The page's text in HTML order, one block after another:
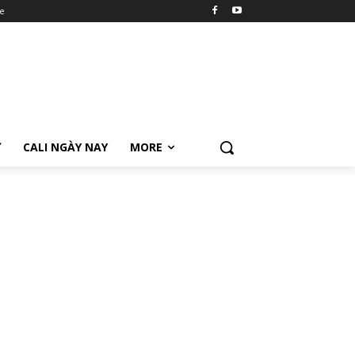
CALI NGÀY NAY MORE